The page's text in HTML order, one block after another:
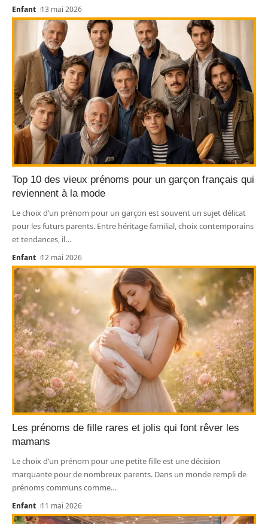
Enfant 13 mai 2026
Top 10 des vieux prénoms pour un garçon français qui
reviennent à la mode
Le choix d’un prénom pour un garçon est souvent un sujet délicat
pour les futurs parents. Entre héritage familial, choix contemporains
et tendances, il…
Enfant 12 mai 2026
Les prénoms de fille rares et jolis qui font rêver les
mamans
Le choix d’un prénom pour une petite fille est une décision
marquante pour de nombreux parents. Dans un monde rempli de
prénoms communs comme…
Enfant 11 mai 2026